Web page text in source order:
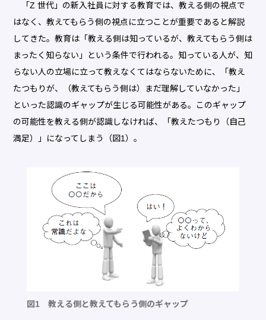
「Z 世代」の新入社員に対する教育では、教える側の視点で
はなく、教えてもらう側の視点に立つことが重要であると解説
してきた。教育は「教える側は知っているが、教えてもらう側は
まったく知らない」という条件で行われる。知っている人が、知
らない人の立場に立って教えなくてはならないために、「教え
たつもりが、（教えてもらう側は）まだ理解していなかった」
といった認識のギャップが生じる可能性がある。このギャップ
の可能性を教える側が認識しなければ、「教えたつもり（自己
満足）」になってしまう（図1）。
図1 教える側と教えてもらう側のギャップ